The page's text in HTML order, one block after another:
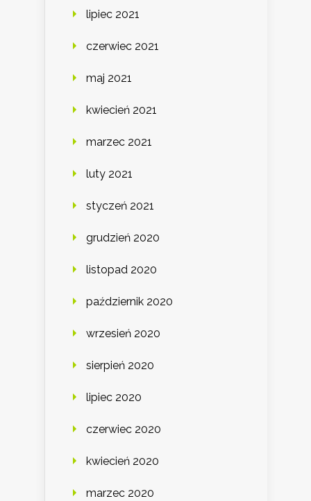
lipiec 2021
czerwiec 2021
maj 2021
kwiecień 2021
marzec 2021
luty 2021
styczeń 2021
grudzień 2020
listopad 2020
październik 2020
wrzesień 2020
sierpień 2020
lipiec 2020
czerwiec 2020
kwiecień 2020
marzec 2020